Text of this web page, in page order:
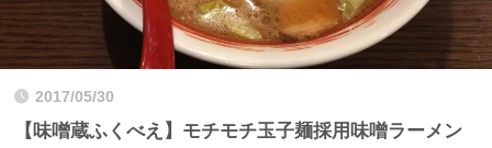
2017/05/30
【味噌蔵ふくべえ】モチモチ玉子麺採用味噌ラーメン